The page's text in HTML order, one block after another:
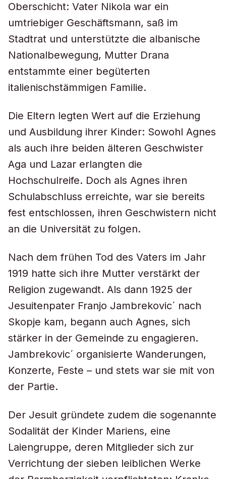
Oberschicht: Vater Nikola war ein
umtriebiger Geschäftsmann, saß im
Stadtrat und unterstützte die albanische
Nationalbewegung, Mutter Drana
entstammte einer begüterten
italienischstämmigen Familie.
Die Eltern legten Wert auf die Erziehung
und Ausbildung ihrer Kinder: Sowohl Agnes
als auch ihre beiden älteren Geschwister
Aga und Lazar erlangten die
Hochschulreife. Doch als Agnes ihren
Schulabschluss erreichte, war sie bereits
fest entschlossen, ihren Geschwistern nicht
an die Universität zu folgen.
Nach dem frühen Tod des Vaters im Jahr
1919 hatte sich ihre Mutter verstärkt der
Religion zugewandt. Als dann 1925 der
Jesuitenpater Franjo Jambrekovic´ nach
Skopje kam, begann auch Agnes, sich
stärker in der Gemeinde zu engagieren.
Jambrekovic´ organisierte Wanderungen,
Konzerte, Feste – und stets war sie mit von
der Partie.
Der Jesuit gründete zudem die sogenannte
Sodalität der Kinder Mariens, eine
Laiengruppe, deren Mitglieder sich zur
Verrichtung der sieben leiblichen Werke